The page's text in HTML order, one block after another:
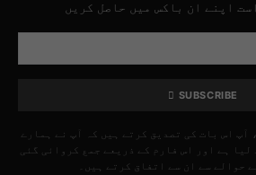
اپنے ان باکس میں حاصل کریں
SUBSCRIBE
آپ اس بات کی تصدیق کرتے ہیں کہ آپ نے ہمارے
لیا ہے اور اس فارم کے ذریعے جمع کروائی گئی
حوالے سے ان سے اتفاق کرتے ہیں۔